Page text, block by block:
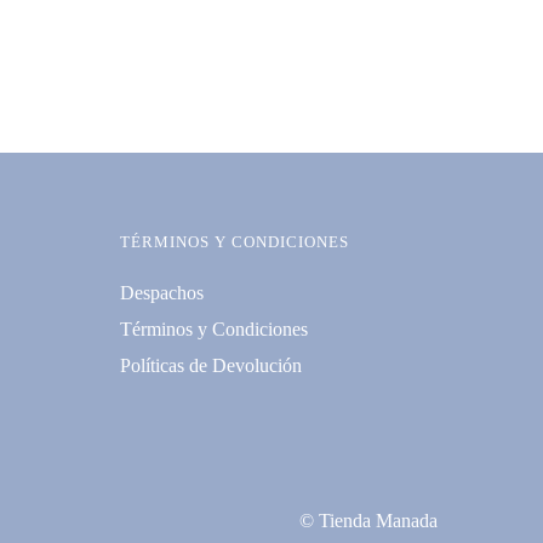
TÉRMINOS Y CONDICIONES
Despachos
Términos y Condiciones
Políticas de Devolución
© Tienda Manada